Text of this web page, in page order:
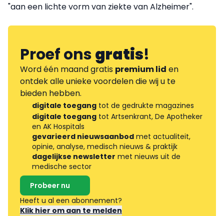
"aan een lichte vorm van ziekte van Alzheimer".
Proef onsgratis!
Word één maand gratis premium lid en
ontdek alle unieke voordelen die wij u te
bieden hebben.
digitale toegang tot de gedrukte magazines
digitale toegang tot Artsenkrant, De Apotheker
en AK Hospitals
gevarieerd nieuwsaanbod met actualiteit,
opinie, analyse, medisch nieuws & praktijk
dagelijkse newsletter met nieuws uit de
medische sector
Probeer nu
Heeft u al een abonnement?
Klik hier om aan te melden